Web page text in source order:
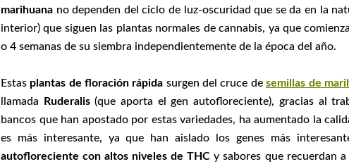
marihuana no dependen del ciclo de luz-oscuridad que se da en la
interior) que siguen las plantas normales de cannabis, ya que
o 4 semanas de su siembra independientemente de la época del año.
Estas plantas de floración rápida surgen del cruce de semillas de
llamada
Ruderalis(que aporta el gen autofloreciente), gracias al
bancos que han apostado por estas variedades, ha aumentado la
es más interesante, ya que han aislado los genes más
autofloreciente con altos niveles de THC y sabores que recuerdan